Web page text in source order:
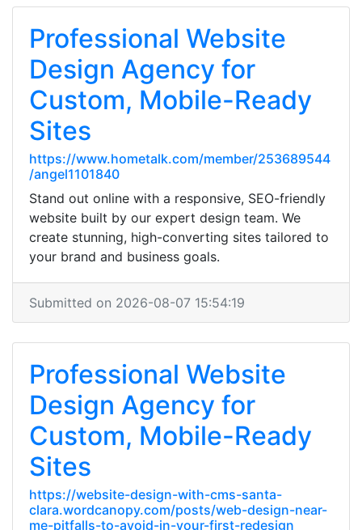
Professional Website
Design Agency for
Custom, Mobile-Ready
Sites
https://www.hometalk.com/member/253689544
/angel1101840
Stand out online with a responsive, SEO-friendly
website built by our expert design team. We
create stunning, high-converting sites tailored to
your brand and business goals.
Submitted on 2026-08-07 15:54:19
Professional Website
Design Agency for
Custom, Mobile-Ready
Sites
https://website-design-with-cms-santa-
clara.wordcanopy.com/posts/web-design-near-
me-pitfalls-to-avoid-in-your-first-redesign